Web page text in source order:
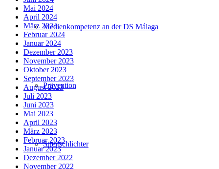
Medienkompetenz an der DS Málaga
Prävention
Streitschlichter
Mai 2024
April 2024
März 2024
Februar 2024
Januar 2024
Dezember 2023
November 2023
Oktober 2023
September 2023
August 2023
Juli 2023
Juni 2023
Mai 2023
April 2023
März 2023
Februar 2023
Januar 2023
Dezember 2022
November 2022